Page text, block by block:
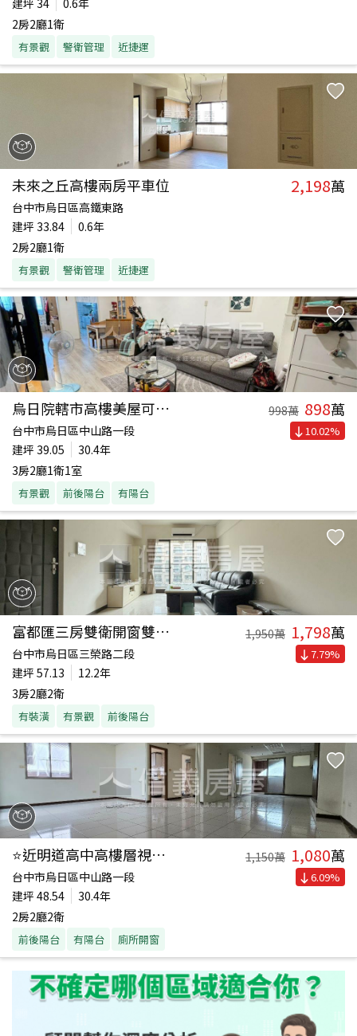
建坪 34
0.6年
2房2廳1衛
有景觀 警衛管理 近捷運
未來之丘高樓兩房平車位 2,198萬
台中市烏日區高鐵東路
建坪 33.84
0.6年
2房2廳1衛
有景觀 警衛管理 近捷運
烏日院轄市高樓美屋可看屋 998萬 898萬
台中市烏日區中山路一段
建坪 39.05
30.4年
3房2廳1衛1室
有景觀 前後陽台 有陽台
10.02%
富都匯三房雙衛開窗雙平車 1,950萬 1,798萬
台中市烏日區三榮路二段
建坪 57.13
12.2年
3房2廳2衛
有裝潢 有景觀 前後陽台
7.79%
⭐近明道高中高樓層視野戶 1,150萬 1,080萬
台中市烏日區中山路一段
建坪 48.54
30.4年
2房2廳2衛
前後陽台 有陽台 廁所開窗
6.09%